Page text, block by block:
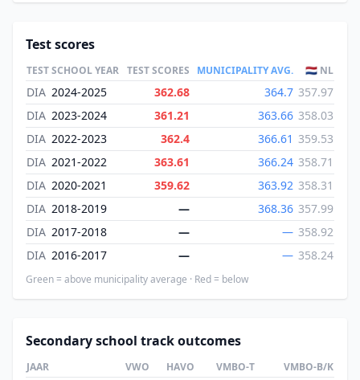
Test scores
TESTSCHOOL YEAR TEST SCORES MUNICIPALITY AVG. 🇳🇱 NL
DIA 2024-2025 362.68 364.7 357.97
DIA 2023-2024 361.21 363.66 358.03
DIA 2022-2023 362.4 366.61 359.53
DIA 2021-2022 363.61 366.24 358.71
DIA 2020-2021 359.62 363.92 358.31
DIA 2018-2019 — 368.36 357.99
DIA 2017-2018 — — 358.92
DIA 2016-2017 — — 358.24
Green = above municipality average · Red = below
Secondary school track outcomes
JAAR VWO HAVO VMBO-T VMBO-B/K